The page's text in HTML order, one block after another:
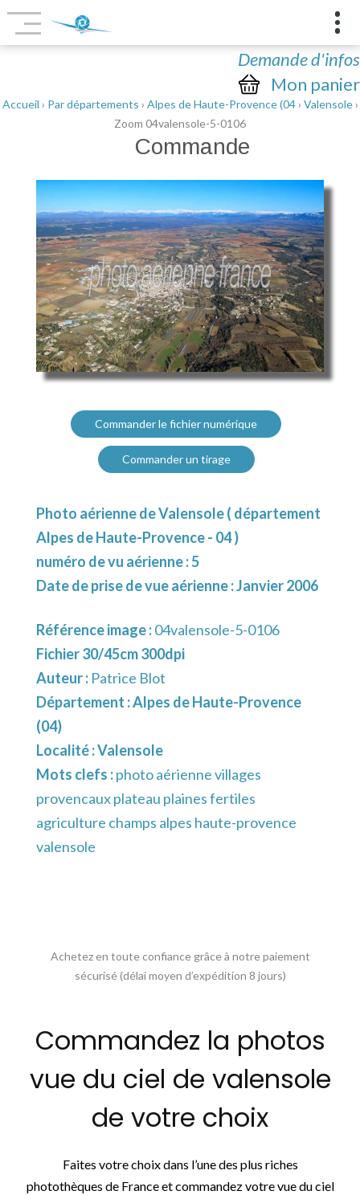
Demande d'infos
Mon panier
Accueil › Par départements › Alpes de Haute-Provence (04› Valensole›
Zoom 04valensole-5-0106
Commande
Commander le fichier numérique
Commander un tirage
Photo aérienne de Valensole ( département
Alpes de Haute-Provence - 04 )
numéro de vu aérienne : 5
Date de prise de vue aérienne : Janvier 2006
Référence image :04valensole-5-0106
Fichier 30/45cm 300dpi
Auteur : Patrice Blot
Département :Alpes de Haute-Provence
(04)
Localité :Valensole
Mots clefs :photo aérienne villages
provencaux plateau plaines fertiles
agriculture champs alpes haute-provence
valensole
Achetez en toute confiance grâce à notre paiement
sécurisé (délai moyen d’expédition 8 jours)
Commandez la photos
vue du ciel de valensole
de votre choix
Faites votre choix dans l’une des plus riches
photothèques de France et commandez votre vue du ciel